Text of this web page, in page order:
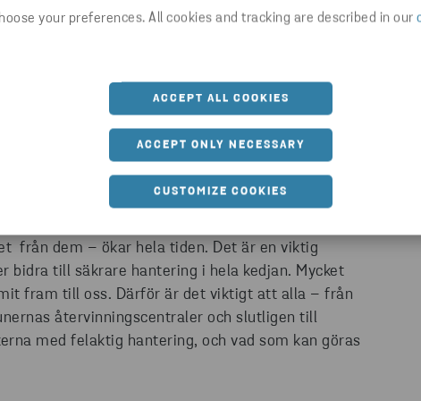
your preferences. All cookies and tracking are described in our
ACCEPT ALL COOKIES
ACCEPT ONLY NECESSARY
CUSTOMIZE COOKIES
från varandra, så att ett eventuellt
från dem – ökar hela tiden. Det är en viktig
bidra till säkrare hantering i hela kedjan. Mycket
fram till oss. Därför är det viktigt att alla – från
återvinningscentraler och slutligen till
med felaktig hantering, och vad som kan göras